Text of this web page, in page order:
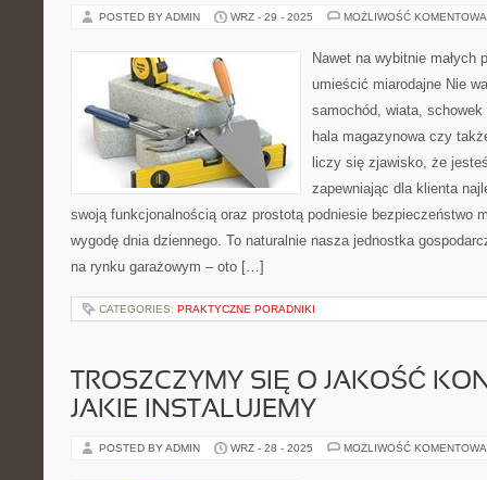
POSTED BY ADMIN WRZ - 29 - 2025 MOŻLIWOŚĆ
Nawet na wybitnie małych
umieścić miarodajne Nie
samochód, wiata,
hala magazynowa czy
liczy się zjawisko, że
zapewniając dla klienta
swoją funkcjonalnością oraz prostotą podniesie bezpieczeństwo
wygodę dnia dziennego. To naturalnie nasza jednostka
na rynku garażowym – oto […]
CATEGORIES: PRAKTYCZNE PORADNIKI
TROSZCZYMY SIĘ O JAKOŚĆ
JAKIE INSTALUJEMY
POSTED BY ADMIN WRZ - 28 - 2025 MOŻLIWOŚĆ